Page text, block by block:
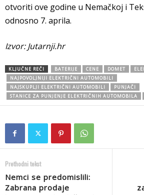
otvoriti ove godine u Nemačkoj i
odnosno 7. aprila.
Izvor: Jutarnji.hr
KLJUČNE REČI BATERIJE CENE DOMET
NAJPOVOLJNIJI ELEKTRIČNI AUTOMOBILI
NAJSKUPLJI ELEKTRIČNI AUTOMOBILI
PUNJAČI
STANICE ZA PUNJENJE ELEKTRIČNIH AUTOMOBILA
Prethodni tekst
Nemci se predomislili:
Zabrana prodaje